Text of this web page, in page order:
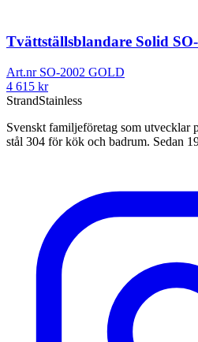
Tvättställsblandare Solid
Art.nr SO-2002 GOLD
4 615 kr
StrandStainless
Svenskt familjeföretag som utvecklar
stål 304 för kök och badrum. Sedan